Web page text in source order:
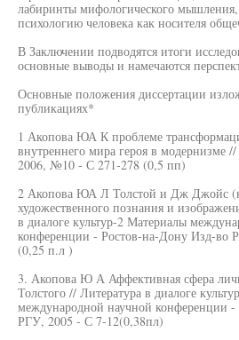
лабиринты мифологического
психологию человека как носителя
В Заключении подводятся итоги
основные выводы и намечаются
Основные положения диссертации
публикациях*
1 Акопова ЮА К проблеме
внутреннего мира героя в модернизме
2006, №10 - С 271-278 (0,5 пп)
2 Акопова ЮА Л Толстой и Дж Джойс
художественного познания и
в диалоге культур-2 Материалы
конференции - Ростов-на-Дону Изд-во
(0,25 п.л )
3. Акопова Ю А Аффективная сфера
Толстого // Литература в диалоге
международной научной конференции
РГУ, 2005 - С 7-12(0,38пл)